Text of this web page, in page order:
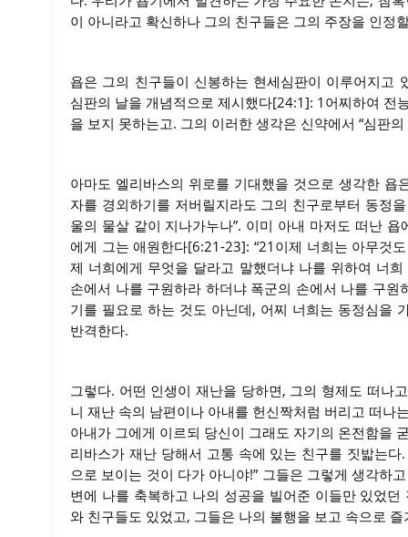
이 아니라고 확신하나 그의 친구들은 그의 주장을 인정
욥은 그의 친구들이 신봉하는 현세심판이 이루어지고
심판의 날을 개념적으로 제시했다[24:1]: 1어찌하여 전
을 보지 못하는고. 그의 이러한 생각은 신약에서 “심판
아마도 엘리바스의 위로를 기대했을 것으로 생각한
자를 경외하기를 저버릴지라도 그의 친구로부터 동정
울의 물살 같이 지나가누나”. 이미 아내 마저도 떠난
에게 그는 애원한다[6:21-23]: “21이제 너희는 아무것
제 너희에게 무엇을 달라고 말했더냐 나를 위하여 너
손에서 나를 구원하라 하더냐 폭군의 손에서 나를 구
기를 필요로 하는 것도 아닌데, 어찌 너희는 동정심을
반격한다.
그렇다. 어떤 인생이 재난을 당하면, 그의 형제도 떠나
니 재난 속의 남편이나 아내를 헌신짝처럼 버리고 떠
아내가 그에게 이르되 당신이 그래도 자기의 온전함을
리바스가 재난 당해서 고통 속에 있는 친구를 짓밟는
으로 보이는 것이 다가 아니야!” 그들은 그렇게 생각하
변에 나를 축복하고 나의 성공을 빌어준 이들만 있었
와 친구들도 있었고, 그들은 나의 불행을 보고 속으로